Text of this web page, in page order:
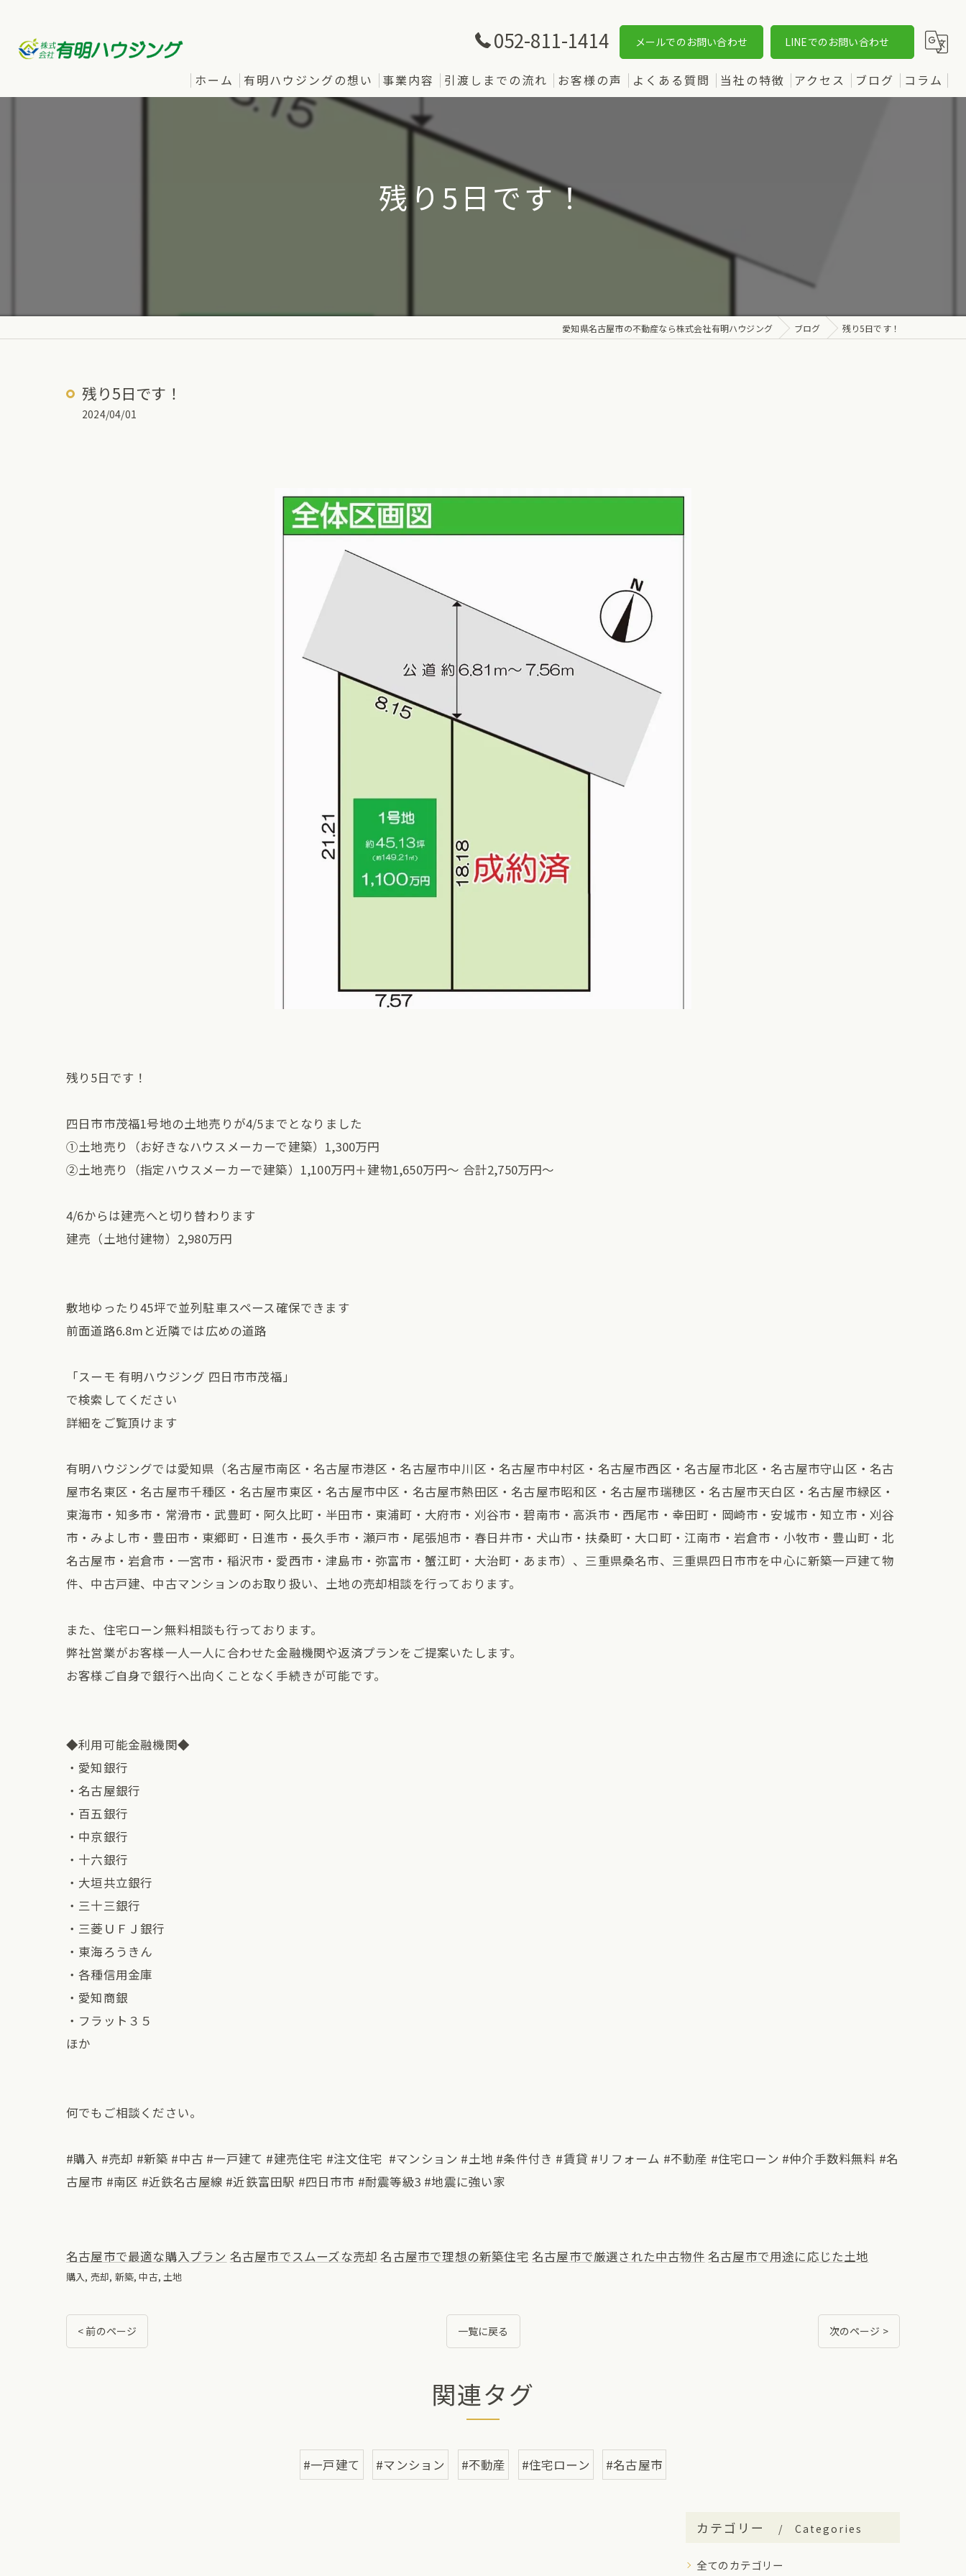
052-811-1414 メールでのお問い合わせ LINEでのお問い合わせ
ホーム 有明ハウジングの想い 事業内容 引渡しまでの流れ お客様の声 よくある質問 当社の特徴
中古
アクセス ブログ コラム
残り5日です！
愛知県名古屋市の不動産なら株式会社有明ハウジング ブログ 残り5日です！
残り5日です！
2024/04/01
残り5日です！
四日市市茂福1号地の土地売りが4/5までとなりました
①土地売り（お好きなハウスメーカーで建築）1,300万円
②土地売り（指定ハウスメーカーで建築）1,100万円＋建物1,650万円〜 合計2,750万円〜
4/6からは建売へと切り替わります
建売（土地付建物）2,980万円
敷地ゆったり45坪で並列駐車スペース確保できます
前面道路6.8mと近隣では広めの道路
「スーモ 有明ハウジング 四日市市茂福」
で検索してください
詳細をご覧頂けます
有明ハウジングでは愛知県（名古屋市南区・名古屋市港区・名古屋市中川区・名古屋市中村区・名古屋市西区・名古屋市北区・名古屋市守山区・名古
屋市名東区・名古屋市千種区・名古屋市東区・名古屋市中区・名古屋市熱田区・名古屋市昭和区・名古屋市瑞穂区・名古屋市天白区・名古屋市緑区・
東海市・知多市・常滑市・武豊町・阿久比町・半田市・東浦町・大府市・刈谷市・碧南市・高浜市・西尾市・幸田町・岡崎市・安城市・知立市・刈谷
市・みよし市・豊田市・東郷町・日進市・長久手市・瀬戸市・尾張旭市・春日井市・犬山市・扶桑町・大口町・江南市・岩倉市・小牧市・豊山町・北
名古屋市・岩倉市・一宮市・稲沢市・愛西市・津島市・弥富市・蟹江町・大治町・あま市）、三重県桑名市、三重県四日市市を中心に新築一戸建て物
件、中古戸建、中古マンションのお取り扱い、土地の売却相談を行っております。
また、住宅ローン無料相談も行っております。
弊社営業がお客様一人一人に合わせた金融機関や返済プランをご提案いたします。
お客様ご自身で銀行へ出向くことなく手続きが可能です。
◆利用可能金融機関◆
・愛知銀行
・名古屋銀行
・百五銀行
・中京銀行
・十六銀行
・大垣共立銀行
・三十三銀行
・三菱ＵＦＪ銀行
・東海ろうきん
・各種信用金庫
・愛知商銀
・フラット３５
ほか
何でもご相談ください。
#購入 #売却 #新築 #中古 #一戸建て #建売住宅 #注文住宅 #マンション #土地 #条件付き #賃貸 #リフォーム #不動産 #住宅ローン #仲介手数料無料 #名
古屋市 #南区 #近鉄名古屋線 #近鉄富田駅 #四日市市 #耐震等級3 #地震に強い家
名古屋市で最適な購入プラン 名古屋市でスムーズな売却 名古屋市で理想の新築住宅 名古屋市で厳選された中古物件 名古屋市で用途に応じた土地
購入 売却 新築 中古 土地
< 前のページ 一覧に戻る 次のページ >
関連タグ
#一戸建て #マンション #不動産 #住宅ローン #名古屋市
カテゴリー Categories
全てのカテゴリー